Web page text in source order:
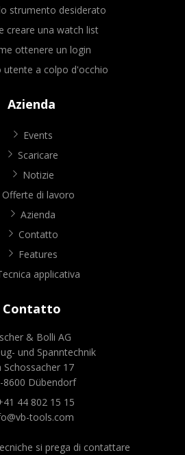
strumento desiderato
creare una watch list
ottenere un login
utente a colpo d'occhio
Azienda
Events
Scaricare
Notizie
Offerte di lavoro
Azienda
Contatto
Features
applicativa
Contatto
& Bolli AG
und Spanntechnik
Schossacher 17
8600 Dübendorf
44 802 15 15
tools.com
si prega di contattare